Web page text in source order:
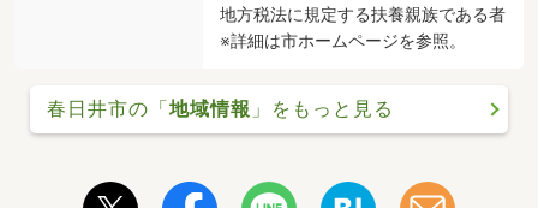
地方税法に規定する扶養親族である者
※詳細は市ホームページを参照。
春日井市の「地域情報 」をもっと見る